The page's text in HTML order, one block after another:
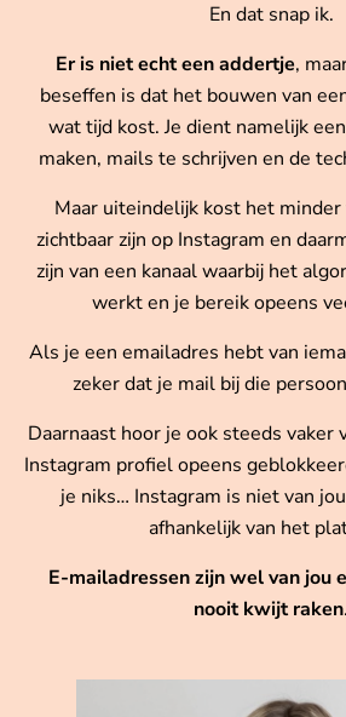
En dat snap ik.
Er is niet echt een addertje,
beseffen is dat het bouwen van
wat tijd kost. Je dient namelijk
maken, mails te schrijven en de
Maar uiteindelijk kost het
zichtbaar zijn op Instagram en
zijn van een kanaal waarbij het
werkt en je bereik opeens
Als je een emailadres hebt van
zeker dat je mail bij die
Daarnaast hoor je ook steeds vaker
Instagram profiel opeens
je niks… Instagram is niet van
afhankelijk van het
E-mailadressen zijn wel van jou
nooit kwijt raken.